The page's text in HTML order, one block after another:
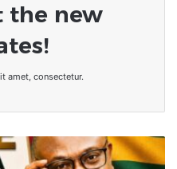
the new
amet, consectetur.